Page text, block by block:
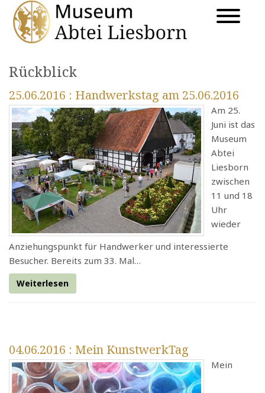
Rückblick
25.06.2016 : Handwerkstag am 25.06.2016
Am 25.
Juni ist das
Museum
Abtei
Liesborn
zwischen
11 und 18
Uhr
wieder
Anziehungspunkt für Handwerker und interessierte
Besucher. Bereits zum 33. Mal…
Weiterlesen
04.06.2016 : Mein KunstwerkTag
Mein